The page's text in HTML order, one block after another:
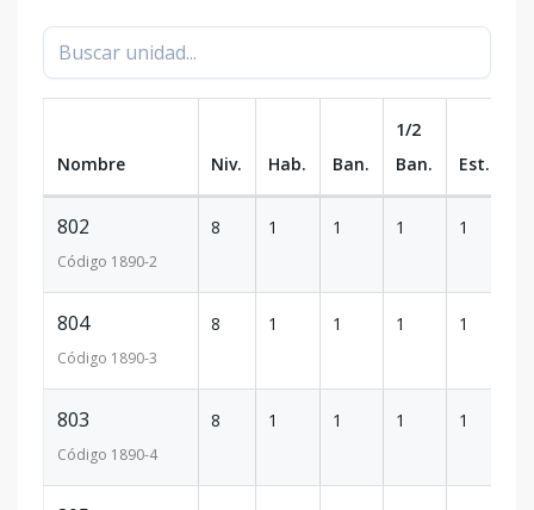
Nombre Niv. Hab. Ban.
1/2
Ban.
Est.
802
Código 1890-2
8 1 1 1 1
804
Código 1890-3
8 1 1 1 1
803
Código 1890-4
8 1 1 1 1